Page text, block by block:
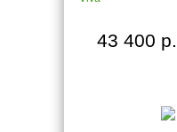
43 400 р.